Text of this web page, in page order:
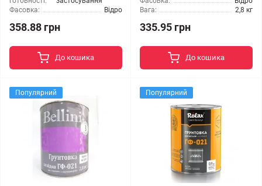
Фасовка:
Відро
358.88 грн
До кошика
Вага:
2,8 кг
335.95 грн
До кошика
Популярний Популярний